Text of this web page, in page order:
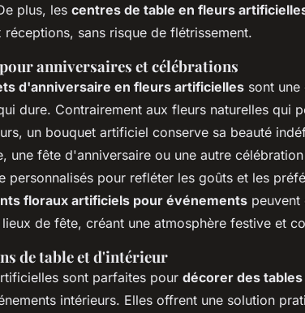
plus, les centres de table en fleurs
réceptions, sans risque de flétrissement.
anniversaires et célébrations
d'anniversaire en fleurs artificielles sont
dure. Contrairement aux fleurs naturelles qui
un bouquet artificiel conserve sa beauté
une fête d'anniversaire ou une autre
personnalisés pour refléter les goûts et les
floraux artificiels pour événements peuvent
de fête, créant une atmosphère festive et
de table et d'intérieur
sont parfaites pour décorer des tables
intérieurs. Elles offrent une solution